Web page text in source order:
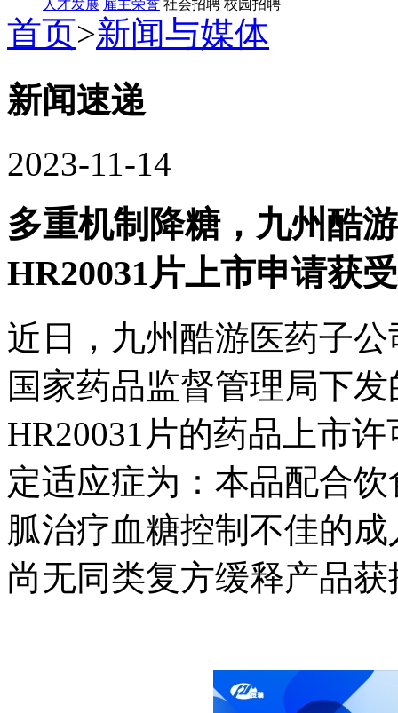
人才发展 雇主荣誉 社会招聘 校园招聘
首页>新闻与媒体
新闻速递
2023-11-14
多重机制降糖，九州
HR20031片上市申请获
近日，九州酷游医药
国家药品监督管理局下发
HR20031片的药品上市许
定适应症为：本品配合
胍治疗血糖控制不佳的成
尚无同类复方缓释产品